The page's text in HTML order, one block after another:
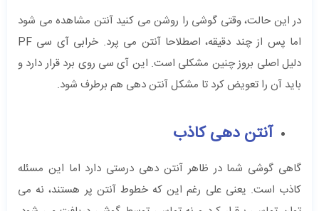
در این حالت، وقتی گوشی را روشن می کنید آنتن مشاهده می شود
اما پس از چند دقیقه، اصطلاحا آنتن می پرد. خرابی آی سی PF
دلیل اصلی بروز چنین مشکلی است. این آی سی روی برد قرار دارد و
باید آن را تعویض کرد تا مشکل آنتن دهی هم برطرف شود.
آنتن دهی کاذب
گاهی گوشی شما در ظاهر آنتن دهی درستی دارد اما این مسئله
کاذب است. یعنی علی رغم این که خطوط آنتن پر هستند، نه می